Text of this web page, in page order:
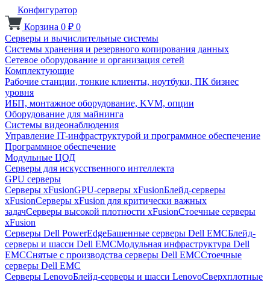
Конфигуратор
Корзина 0 ₽ 0
Серверы и вычислительные системы
Системы хранения и резервного копирования данных
Сетевое оборудование и организация сетей
Комплектующие
Рабочие станции, тонкие клиенты, ноутбуки, ПК бизнес
уровня
ИБП, монтажное оборудование, KVM, опции
Оборудование для майнинга
Системы видеонаблюдения
Управление IT-инфраструктурой и программное обеспечение
Программное обеспечение
Модульные ЦОД
Серверы для искусственного интеллекта
GPU серверы
Серверы xFusionGPU-серверы xFusionБлейд-серверы
xFusionСерверы xFusion для критически важных
задачСерверы высокой плотности xFusionСтоечные серверы
xFusion
Серверы Dell PowerEdgeБашенные серверы Dell EMCБлейд-
серверы и шасси Dell EMCМодульная инфраструктура Dell
EMCСнятые с производства серверы Dell EMCСтоечные
серверы Dell EMC
Серверы LenovoБлейд-серверы и шасси LenovoСверхплотные